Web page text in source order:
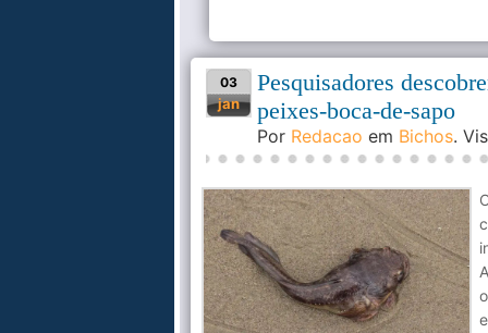
03
jan
Pesquisadores
peixes-boca-de-sapo
Por Redacao em Bichos.